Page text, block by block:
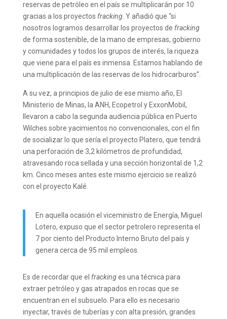
reservas de petróleo en el país se multiplicarán por 10
gracias a los proyectos fracking. Y añadió que “si
nosotros logramos desarrollar los proyectos de fracking
de forma sostenible, de la mano de empresas, gobierno
y comunidades y todos los grupos de interés, la riqueza
que viene para el país es inmensa. Estamos hablando de
una multiplicación de las reservas de los hidrocarburos”.
A su vez, a principios de julio de ese mismo año, El
Ministerio de Minas, la ANH, Ecopetrol y ExxonMobil,
llevaron a cabo la segunda audiencia pública en Puerto
Wilches sobre yacimientos no convencionales, con el fin
de socializar lo que sería el proyecto Platero, que tendrá
una perforación de 3,2 kilómetros de profundidad,
atravesando roca sellada y una sección horizontal de 1,2
km. Cinco meses antes este mismo ejercicio se realizó
con el proyecto Kalé.
En aquella ocasión el viceministro de Energía, Miguel
Lotero, expuso que el sector petrolero representa el
7 por ciento del Producto Interno Bruto del país y
genera cerca de 95 mil empleos.
Es de recordar que el frackinges una técnica para
extraer petróleo y gas atrapados en rocas que se
encuentran en el subsuelo. Para ello es necesario
inyectar, través de tuberías y con alta presión, grandes